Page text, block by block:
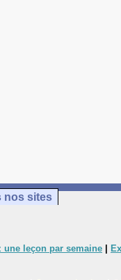
nos sites
une leçon par semaine